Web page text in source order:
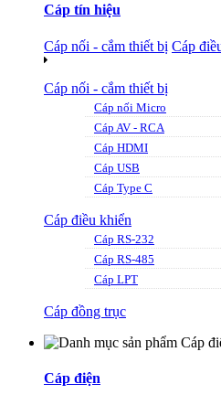
Cáp tín hiệu
Cáp nối - cắm thiết bị Cáp
Cáp nối - cắm thiết bị
Cáp nối Micro
Cáp AV - RCA
Cáp HDMI
Cáp USB
Cáp Type C
Cáp điều khiển
Cáp RS-232
Cáp RS-485
Cáp LPT
Cáp đồng trục
Cáp điện